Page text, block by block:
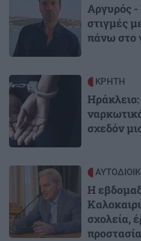
Αργυρός -
στιγμές
πάνω στο
Image ΚΡΗΤΗ
σχεδόν
Η
σχολεία,
προστασία